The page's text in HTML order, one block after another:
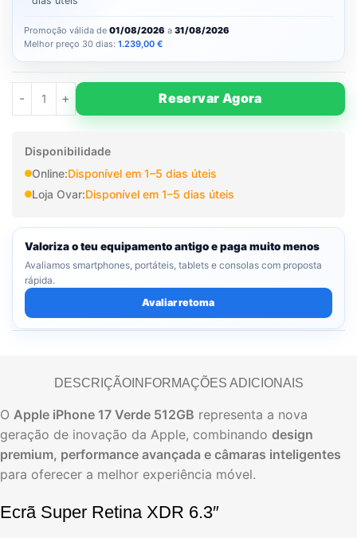
Promoção válida de 01/08/2026 a 31/08/2026
Melhor preço 30 dias: 1.239,00 €
Reservar Agora
Disponibilidade
Online:Disponível em 1–5 dias úteis
Loja Ovar:Disponível em 1–5 dias úteis
Valoriza o teu equipamento antigo e paga muito menos
Avaliamos smartphones, portáteis, tablets e consolas com proposta
rápida.
Avaliar retoma
DESCRIÇÃOINFORMAÇÕES ADICIONAIS
O Apple iPhone 17 Verde 512GB representa a nova
geração de inovação da Apple, combinando design
premium, performance avançada e câmaras inteligentes
para oferecer a melhor experiência móvel.
Ecrã Super Retina XDR 6.3″